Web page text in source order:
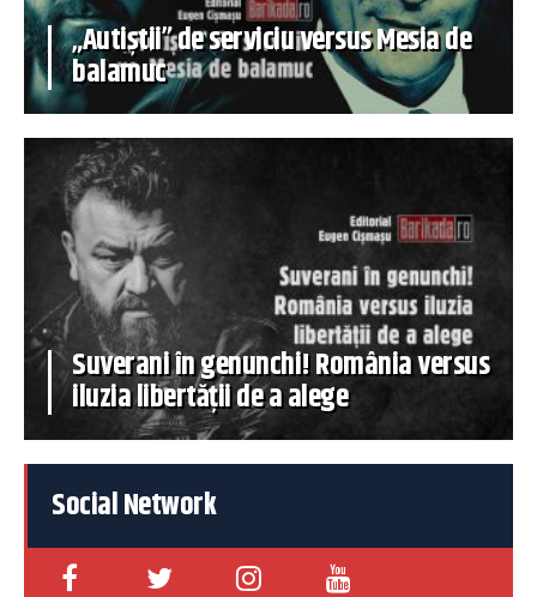
„Autiștii” de serviciu versus Mesia de
balamuc
Suverani în genunchi! România versus
iluzia libertății de a alege
Social Network